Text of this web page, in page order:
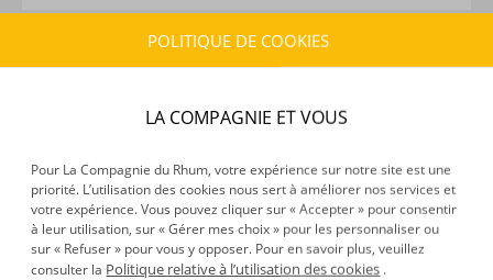
CARACTÉRISTIQUES DU PRODUIT
Australie
Volume :70CL
DÉCOUVERTE
POLITIQUE DE COOKIES
LA COMPAGNIE ET VOUS
Pour La Compagnie du Rhum, votre expérience sur notre site est une
priorité. L’utilisation des cookies nous sert à améliorer nos services et
votre expérience. Vous pouvez cliquer sur « Accepter » pour consentir
à leur utilisation, sur « Gérer mes choix » pour les personnaliser ou
sur « Refuser » pour vous y opposer. Pour en savoir plus, veuillez
consulter la Politique relative à l’utilisation des cookies .